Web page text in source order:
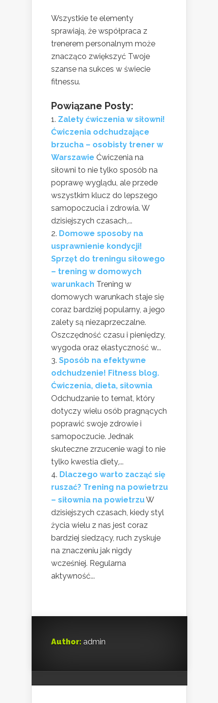
Wszystkie te elementy
sprawiają, że współpraca z
trenerem personalnym może
znacząco zwiększyć Twoje
szanse na sukces w świecie
fitnessu.
Powiązane Posty:
Zalety ćwiczenia w siłowni!
Ćwiczenia odchudzające
brzucha – osobisty trener w
Warszawie Ćwiczenia na
siłowni to nie tylko sposób na
poprawę wyglądu, ale przede
wszystkim klucz do lepszego
samopoczucia i zdrowia. W
dzisiejszych czasach,...
Domowe sposoby na
usprawnienie kondycji!
Sprzęt do treningu siłowego
– trening w domowych
warunkach Trening w
domowych warunkach staje się
coraz bardziej popularny, a jego
zalety są niezaprzeczalne.
Oszczędność czasu i pieniędzy,
wygoda oraz elastyczność w...
Sposób na efektywne
odchudzenie! Fitness blog.
Ćwiczenia, dieta, siłownia
Odchudzanie to temat, który
dotyczy wielu osób pragnących
poprawić swoje zdrowie i
samopoczucie. Jednak
skuteczne zrzucenie wagi to nie
tylko kwestia diety,...
Dlaczego warto zacząć się
ruszać? Trening na powietrzu
– siłownia na powietrzuW
dzisiejszych czasach, kiedy styl
życia wielu z nas jest coraz
bardziej siedzący, ruch zyskuje
na znaczeniu jak nigdy
wcześniej. Regularna
aktywność...
Author: admin